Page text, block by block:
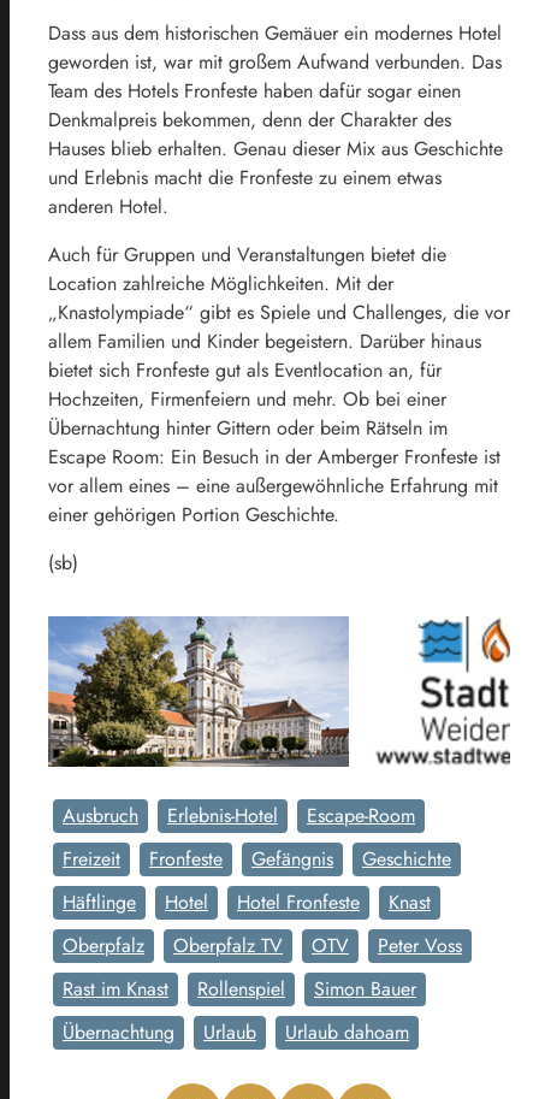
Dass aus dem historischen Gemäuer ein modernes Hotel
geworden ist, war mit großem Aufwand verbunden. Das
Team des Hotels Fronfeste haben dafür sogar einen
Denkmalpreis bekommen, denn der Charakter des
Hauses blieb erhalten. Genau dieser Mix aus Geschichte
und Erlebnis macht die Fronfeste zu einem etwas
anderen Hotel.
Auch für Gruppen und Veranstaltungen bietet die
Location zahlreiche Möglichkeiten. Mit der
„Knastolympiade“ gibt es Spiele und Challenges, die vor
allem Familien und Kinder begeistern. Darüber hinaus
bietet sich Fronfeste gut als Eventlocation an, für
Hochzeiten, Firmenfeiern und mehr. Ob bei einer
Übernachtung hinter Gittern oder beim Rätseln im
Escape Room: Ein Besuch in der Amberger Fronfeste ist
vor allem eines – eine außergewöhnliche Erfahrung mit
einer gehörigen Portion Geschichte.
(sb)
Ausbruch Erlebnis-Hotel
Escape-Room
Freizeit
Fronfeste Gefängnis
Geschichte
Häftlinge
Hotel Hotel Fronfeste
Knast
Oberpfalz
Oberpfalz TV OTV
Peter Voss
Rast im Knast
Rollenspiel
Simon Bauer
Übernachtung
Urlaub Urlaub dahoam